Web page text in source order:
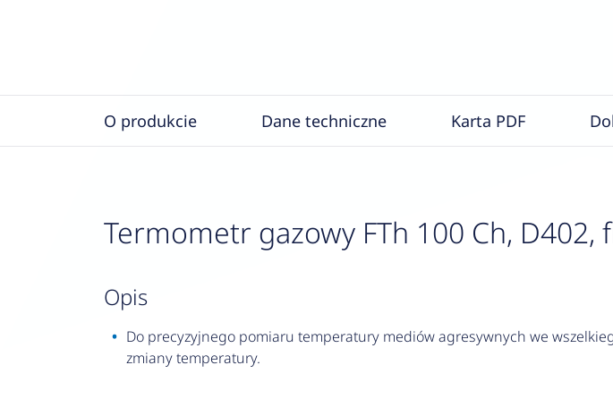
O produkcie Dane techniczne Karta PDF
Termometr gazowy FTh 100 Ch, D402,
opis
Do precyzyjnego pomiaru temperatury mediów agresywnych we
zmiany temperatury.